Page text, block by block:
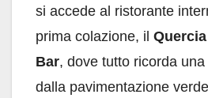
si accede al ristorante
prima colazione, il
Bar, dove tutto ricorda
dalla pavimentazione